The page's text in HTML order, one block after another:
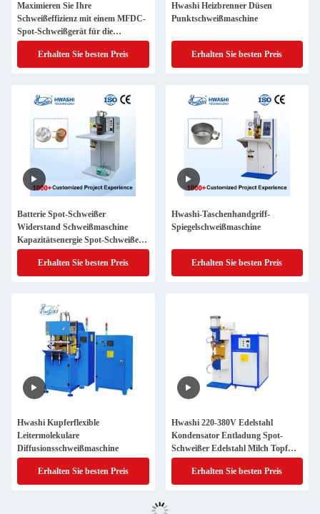
Maximieren Sie Ihre
Schweißeffizienz mit einem MFDC-
Spot-Schweißgerät für die
Batterieherstellung
Erhalten Sie besten Preis
Hwashi Heizbrenner Düsen
Punktschweißmaschine
Erhalten Sie besten Preis
Batterie Spot-Schweißer
Widerstand Schweißmaschine
Kapazitätsenergie Spot-Schweißer
Edelstahl Spot-Schweißmaschine
Erhalten Sie besten Preis
Hwashi-Taschenhandgriff-
Spiegelschweißmaschine
Erhalten Sie besten Preis
Hwashi Kupferflexible
Leitermolekulare
Diffusionsschweißmaschine
Erhalten Sie besten Preis
Hwashi 220-380V Edelstahl
Kondensator Entladung Spot-
Schweißer Edelstahl Milch Topf
Schweißmaschine, Topf Griff Spot-
Schweißmaschine
Erhalten Sie besten Preis